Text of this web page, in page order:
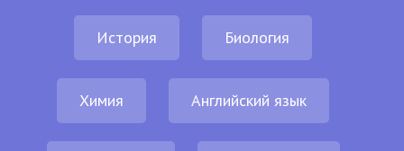
История Биология
Химия Английский язык